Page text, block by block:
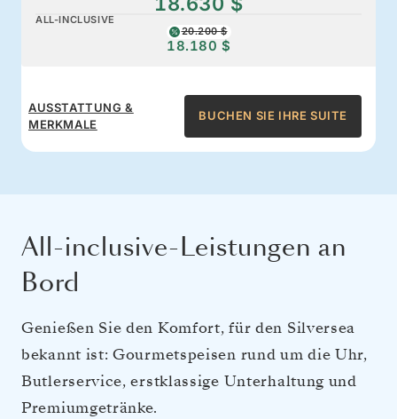
ALL-INCLUSIVE
20.200 $
18.180 $
AUSSTATTUNG &
MERKMALE
BUCHEN SIE IHRE SUITE
All-inclusive-Leistungen an
Bord
Genießen Sie den Komfort, für den Silversea
bekannt ist: Gourmetspeisen rund um die Uhr,
Butlerservice, erstklassige Unterhaltung und
Premiumgetränke.